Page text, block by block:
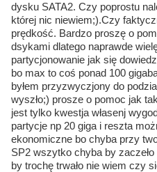
dysku SATA2. Czy poprostu
której nic niewiem;).Czy
prędkość. Bardzo proszę o
dsykami dlatego naprawde
partycjonowanie jak się
bo max to coś ponad 100
byłem przyzwyczjony do
wyszło;) prosze o pomoc jak
jest tylko kwestja własenj
partycje np 20 giga i reszta
ekonomiczne bo chyba przy
SP2 wszytko chyba by
by trochę trwało nie wiem czy